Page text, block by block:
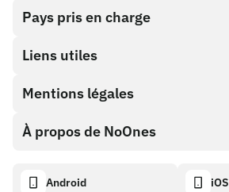
SnapX
Cash out
Boutique de cartes cadeaux
Portefeuille NoOnes
Pays pris en charge
Liens utiles
Programme Partenaire
Documentation API
Mentions légales
Politique de récompense de bogue
À propos de NoOnes
Android iOS